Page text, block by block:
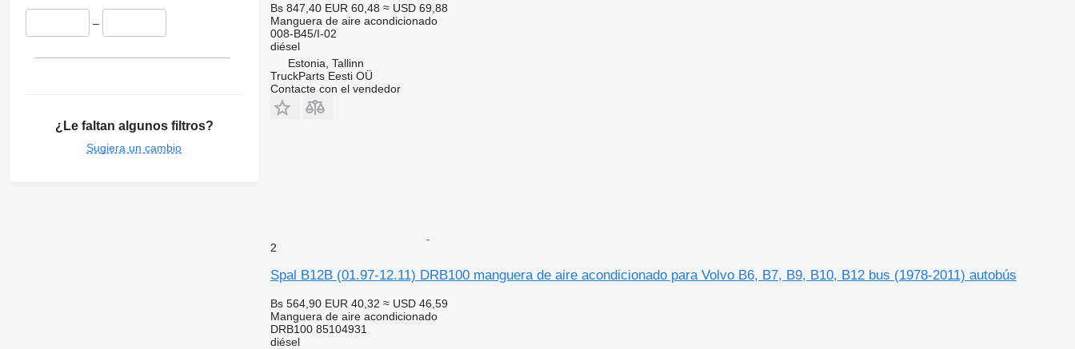
–
¿Le faltan algunos filtros?
Sugiera un cambio
Bs 847,40 EUR 60,48 ≈ USD 69,88
Manguera de aire acondicionado
008-B45/I-02
diésel
Estonia, Tallinn
TruckParts Eesti OÜ
Contacte con el vendedor
2
Spal B12B (01.97-12.11) DRB100 manguera de aire acondicionado para Volvo B6, B7, B9, B10, B12 bus (1978-2011) autobús
Bs 564,90 EUR 40,32 ≈ USD 46,59
Manguera de aire acondicionado
DRB100 85104931
diésel